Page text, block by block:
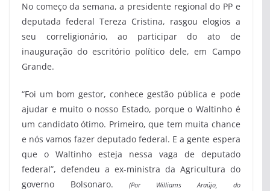
No começo da semana, a presidente regional do PP e
deputada federal Tereza Cristina, rasgou elogios a
seu correligionário, ao participar do ato de
inauguração do escritório político dele, em Campo
Grande.
“Foi um bom gestor, conhece gestão pública e pode
ajudar e muito o nosso Estado, porque o Waltinho é
um candidato ótimo. Primeiro, que tem muita chance
e nós vamos fazer deputado federal. E a gente espera
que o Waltinho esteja nessa vaga de deputado
federal”, defendeu a ex-ministra da Agricultura do
governo Bolsonaro.(Por Williams Araújo, do